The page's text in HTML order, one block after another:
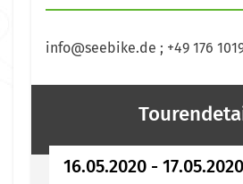
info@seebike.de ; +49 176
16.05.2020 - 17.05.2020